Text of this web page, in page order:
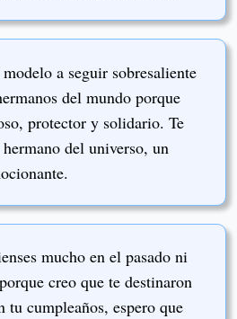
a seguir sobresaliente
del mundo porque
protector y solidario. Te
del universo, un
mucho en el pasado ni
creo que te destinaron
tu cumpleaños, espero que